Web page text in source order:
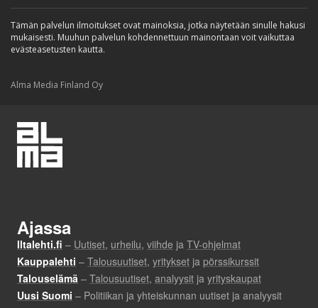
Tämän palvelun ilmoitukset ovat mainoksia, jotka näytetään sinulle hakusi
mukaisesti. Muuhun palvelun kohdennettuun mainontaan voit vaikuttaa
evästeasetusten kautta.
Alma Media Finland Oy